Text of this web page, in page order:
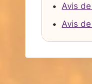
Avis
Avis